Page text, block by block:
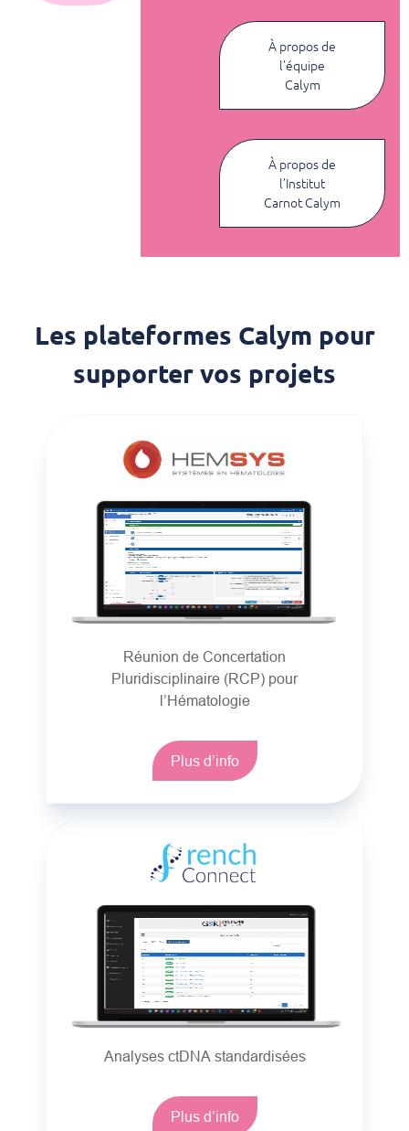
À propos de
l’équipe
Calym
À propos de
l’Institut
Carnot Calym
Les plateformes Calym pour
supporter vos projets
Réunion de Concertation
Pluridisciplinaire (RCP) pour
l’Hématologie
Plus d’info
Analyses ctDNA standardisées
Plus d’info